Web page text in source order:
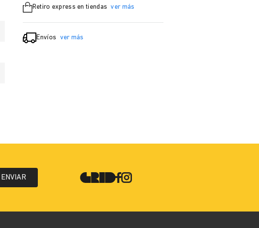
Retiro express en tiendas ver más
Envíos ver más
ENVIAR